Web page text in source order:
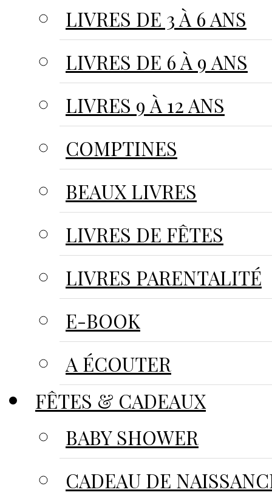
LIVRES DE 3 À 6 ANS
LIVRES DE 6 À 9 ANS
LIVRES 9 À 12 ANS
COMPTINES
BEAUX LIVRES
LIVRES DE FÊTES
LIVRES PARENTALITÉ
E-BOOK
A ÉCOUTER
FÊTES & CADEAUX
BABY SHOWER
CADEAU DE